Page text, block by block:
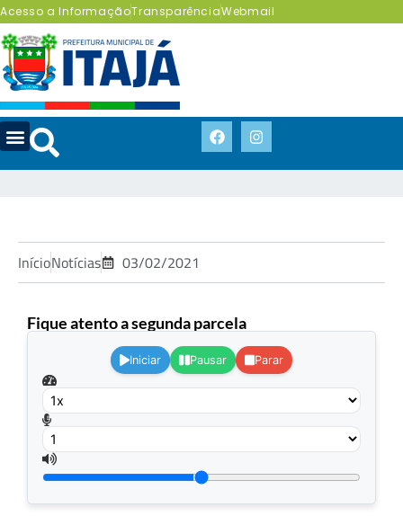
Acesso a InformaçãoTransparênciaWebmail
InícioNotícias 03/02/2021
Fique atento a segunda parcela
Iniciar Pausar Parar